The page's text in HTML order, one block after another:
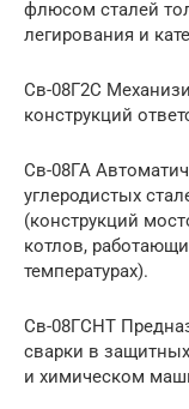
флюсом сталей
легирования и
Св-08Г2С
конструкций
Св-08ГА
углеродистых
(конструкций
котлов,
температурах).
Св-08ГСНТ
сварки в
и химическом